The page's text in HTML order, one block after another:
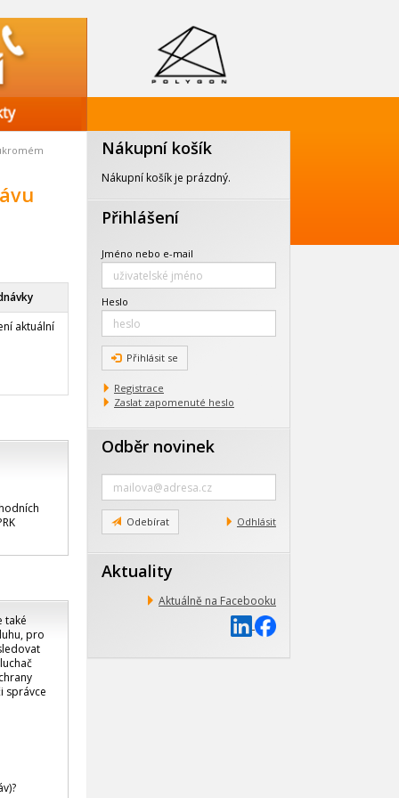
aktuální
také
pro
správce
Nákupní košík
Nákupní košík je prázdný.
Přihlášení
Jméno nebo e-mail
Heslo
Přihlásit se
Registrace
Zaslat zapomenuté heslo
Odběr novinek
Zadejte
mail
Odebírat Odhlásit
Aktuality
Aktuálně na Facebooku